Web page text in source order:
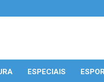
ESPECIAIS